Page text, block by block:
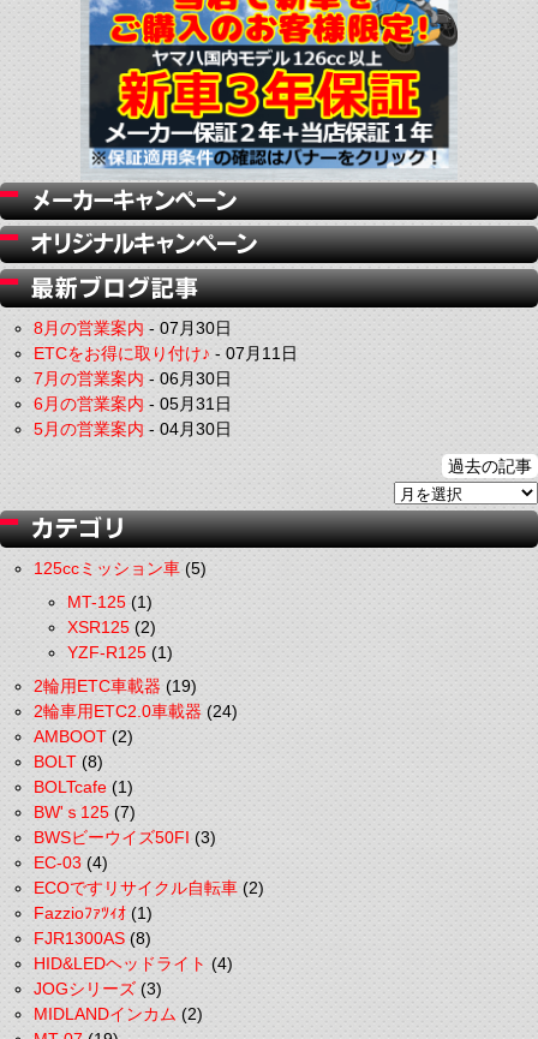
8月の営業案内-07月30日
ETCをお得に取り付け♪-07月11日
7月の営業案内-06月30日
6月の営業案内-05月31日
5月の営業案内-04月30日
過去の記事
125ccミッション車(5)
MT-125(1)
XSR125(2)
YZF-R125(1)
2輪用ETC車載器(19)
2輪車用ETC2.0車載器(24)
AMBOOT(2)
BOLT(8)
BOLTcafe(1)
BW'ｓ125(7)
BWSビーウイズ50FI(3)
EC-03(4)
ECOですリサイクル自転車(2)
Fazzioﾌｧﾂｨｵ(1)
FJR1300AS(8)
HID&LEDヘッドライト(4)
JOGシリーズ(3)
MIDLANDインカム(2)